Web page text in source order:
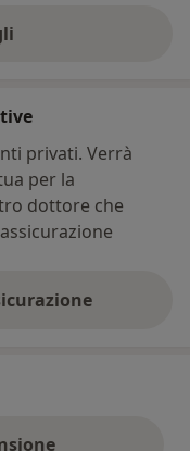
privati. Verrà
per la
dottore che